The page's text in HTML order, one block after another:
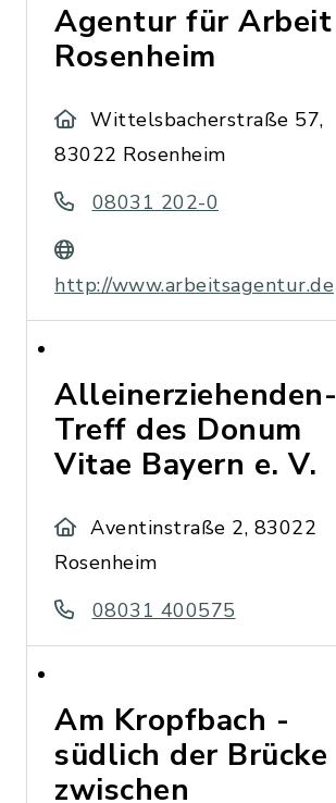
Agentur für Arbeit
Rosenheim
Wittelsbacherstraße 57,
83022 Rosenheim
08031 202-0
http://www.arbeitsagentur.de
Alleinerziehenden-
Treff des Donum
Vitae Bayern e. V.
Aventinstraße 2, 83022
Rosenheim
08031 400575
Am Kropfbach -
südlich der Brücke
zwischen